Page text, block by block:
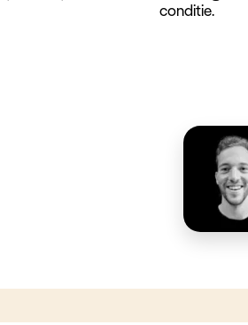
conditie.